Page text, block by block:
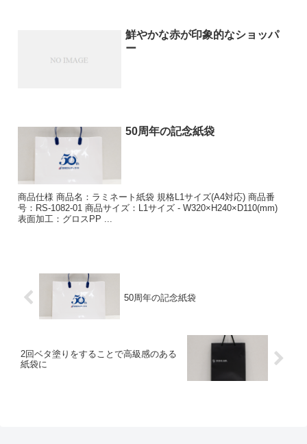
鮮やかな赤が印象的なショッパ
ー
50周年の記念紙袋
商品仕様 商品名：ラミネート紙袋 規格L1サイズ(A4対応) 商品番
号：RS-1082-01 商品サイズ：L1サイズ - W320×H240×D110(mm)
表面加工：グロスPP ...
50周年の記念紙袋
2回ベタ塗りをすることで高級感のある
紙袋に